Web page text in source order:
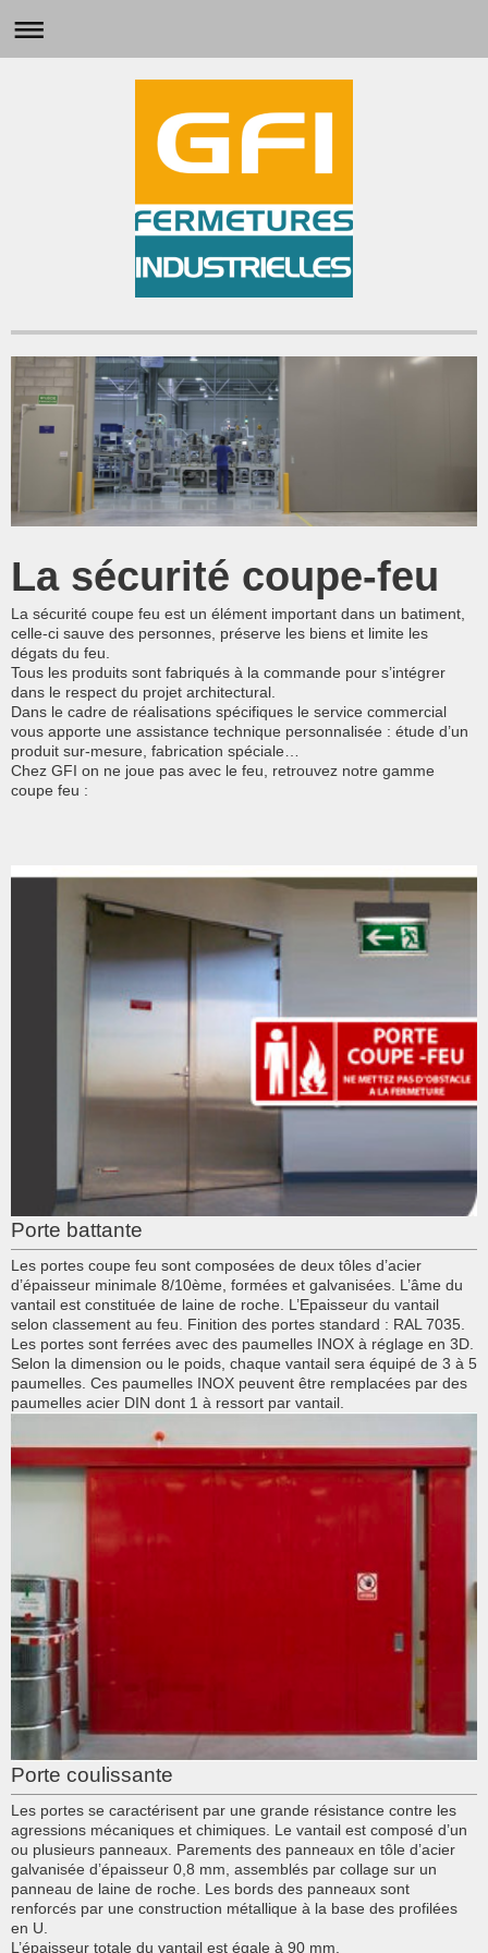
La sécurité coupe-feu
La sécurité coupe feu est un élément important dans un batiment,
celle-ci sauve des personnes, préserve les biens et limite les
dégats du feu.
Tous les produits sont fabriqués à la commande pour s’intégrer
dans le respect du projet architectural.
Dans le cadre de réalisations spécifiques le service commercial
vous apporte une assistance technique personnalisée : étude d’un
produit sur-mesure, fabrication spéciale…
Chez GFI on ne joue pas avec le feu, retrouvez notre gamme
coupe feu :
Porte battante
Les portes coupe feu sont composées de deux tôles d’acier
d’épaisseur minimale 8/10ème, formées et galvanisées. L’âme du
vantail est constituée de laine de roche. L’Epaisseur du vantail
selon classement au feu. Finition des portes standard : RAL 7035.
Les portes sont ferrées avec des paumelles INOX à réglage en 3D.
Selon la dimension ou le poids, chaque vantail sera équipé de 3 à 5
paumelles. Ces paumelles INOX peuvent être remplacées par des
paumelles acier DIN dont 1 à ressort par vantail.
Porte coulissante
Les portes se caractérisent par une grande résistance contre les
agressions mécaniques et chimiques. Le vantail est composé d’un
ou plusieurs panneaux. Parements des panneaux en tôle d’acier
galvanisée d’épaisseur 0,8 mm, assemblés par collage sur un
panneau de laine de roche. Les bords des panneaux sont
renforcés par une construction métallique à la base des profilées
en U.
L’épaisseur totale du vantail est égale à 90 mm.